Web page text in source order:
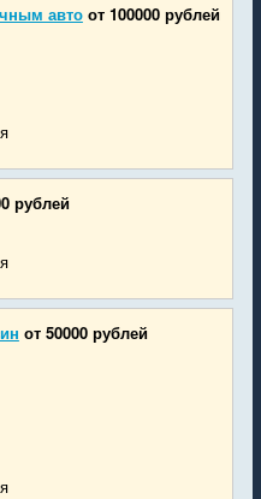
авто от 100000 рублей
рублей
от 50000 рублей